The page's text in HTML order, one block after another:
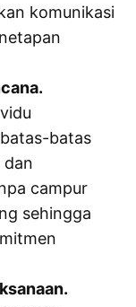
komunikasi
batas
campur
sehingga